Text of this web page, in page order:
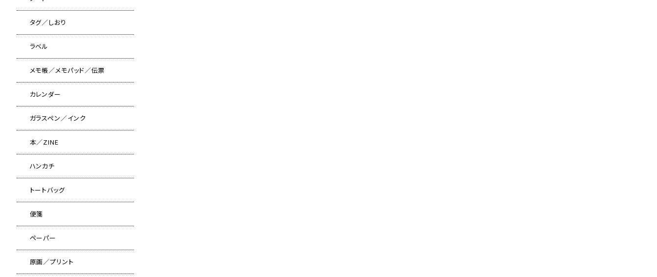
タグ／しおり
ラベル
メモ帳／メモパッド／伝票
カレンダー
ガラスペン／インク
本／ZINE
ハンカチ
トートバッグ
便箋
ペーパー
原画／プリント